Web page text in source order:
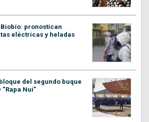
pronostican
eléctricas y heladas
del segundo buque
Nui”